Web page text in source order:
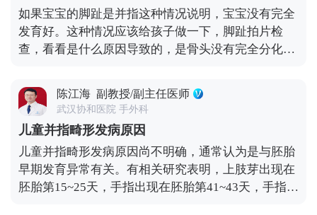
如果宝宝的脚趾是并指这种情况说明，宝宝没有完全
发育好。这种情况应该给孩子做一下，脚趾拍片检
查，看看是什么原因导致的，是骨头没有完全分化
疗的，不同的情况可能手术方法不通，所以应该先检
查。
陈江海 副教授/副主任医师
武汉协和医院 手外科
儿童并指畸形发病原因
儿童并指畸形发病原因尚不明确，通常认为是与胚胎
早期发育异常有关。有相关研究表明，上肢芽出现在
胚胎第15~25天，手指出现在胚胎第41~43天，手指的